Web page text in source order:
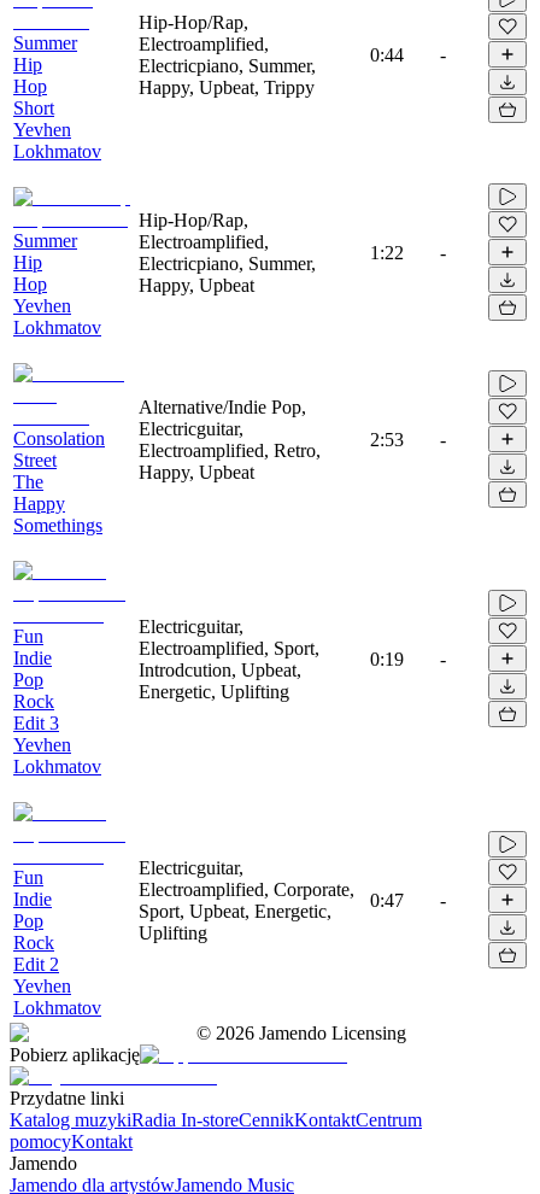
Summer
Hip
Hop
Short
Yevhen
Lokhmatov
Hip-Hop/Rap,
Electroamplified,
Electricpiano, Summer,
Happy, Upbeat, Trippy
0:44 -
Summer
Hip
Hop
Yevhen
Lokhmatov
Hip-Hop/Rap,
Electroamplified,
Electricpiano, Summer,
Happy, Upbeat
1:22 -
Consolation
Street
The
Happy
Somethings
Alternative/Indie Pop,
Electricguitar,
Electroamplified, Retro,
Happy, Upbeat
2:53 -
Fun
Indie
Pop
Rock
Edit 3
Yevhen
Lokhmatov
Electricguitar,
Electroamplified, Sport,
Introdcution, Upbeat,
Energetic, Uplifting
0:19 -
Fun
Indie
Pop
Rock
Edit 2
Yevhen
Lokhmatov
Electricguitar,
Electroamplified, Corporate,
Sport, Upbeat, Energetic,
Uplifting
0:47 -
© 2026 Jamendo Licensing
Pobierz aplikację
Przydatne linki
Katalog muzykiRadia In-storeCennikKontaktCentrum
pomocyKontakt
Jamendo
Jamendo dla artystówJamendo Music